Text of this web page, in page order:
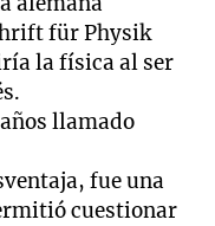
für Physik
la física al ser
llamado
fue una
cuestionar